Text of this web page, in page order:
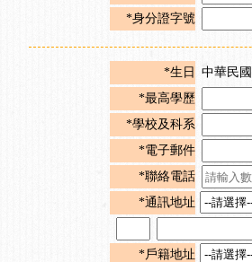
*身分證字號
*生日 中華民國
*最高學歷
*學校及科系
*電子郵件
*聯絡電話
*通訊地址
*戶籍地址